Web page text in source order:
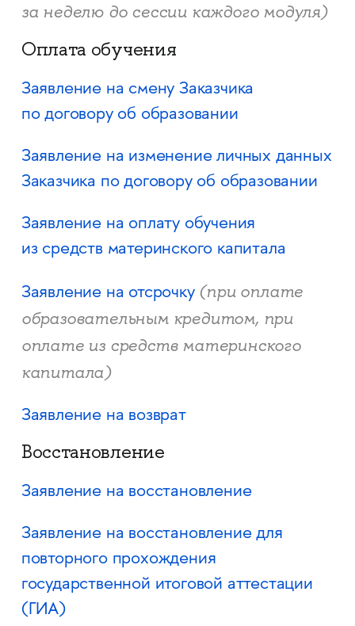
за неделю до сессии каждого модуля)
Оплата обучения
Заявление на смену Заказчика
по договору об образовании
Заявление на изменение личных данных
Заказчика по договору об образовании
Заявление на оплату обучения
из средств материнского капитала
Заявление на отсрочку (при оплате
образовательным кредитом, при
оплате из средств материнского
капитала)
Заявление на возврат
Восстановление
Заявление на восстановление
Заявление на восстановление для
повторного прохождения
государственной итоговой аттестации
(ГИА)